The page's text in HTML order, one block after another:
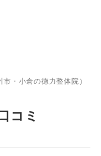
・小倉の徳力整体院）
コミ